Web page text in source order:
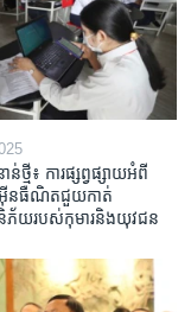
ថ្មី៖ ការផ្សព្វផ្សាយអំពី
អ៊ីនធឺណិតជួយកាត់
ភ័យរបស់កុមារនិងយុវជន